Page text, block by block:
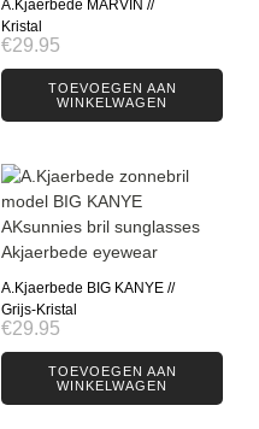
A.Kjaerbede MARVIN //
Kristal
€29.95
TOEVOEGEN AAN
WINKELWAGEN
A.Kjaerbede BIG KANYE //
Grijs-Kristal
€29.95
TOEVOEGEN AAN
WINKELWAGEN